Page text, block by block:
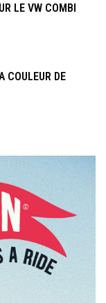
LE VW COMBI
COULEUR DE